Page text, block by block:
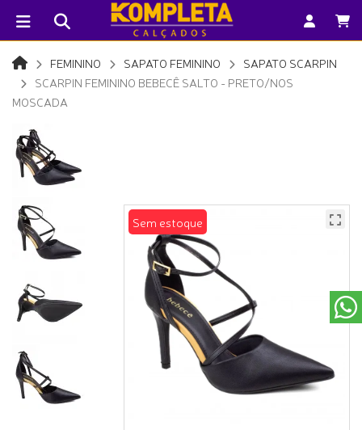
FEMININO SAPATO FEMININO
SAPATO SCARPIN
SCARPIN FEMININO BEBECÊ SALTO - PRETO/NOS
MOSCADA
Sem estoque